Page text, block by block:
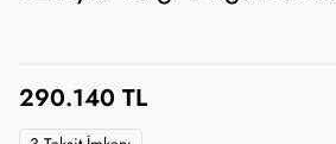
290.140 TL